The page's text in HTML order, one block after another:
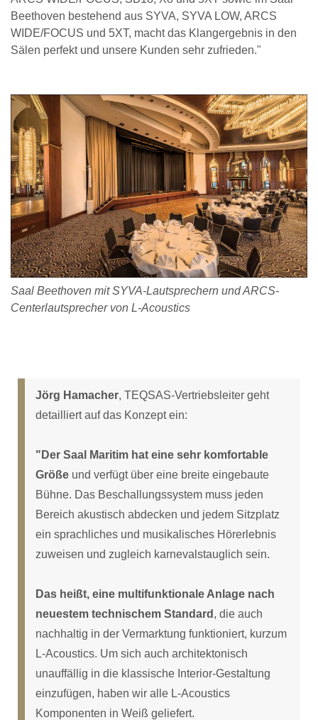
Beethoven bestehend aus SYVA, SYVA LOW, ARCS
WIDE/FOCUS und 5XT, macht das Klangergebnis in den
Sälen perfekt und unsere Kunden sehr zufrieden."
Saal Beethoven mit SYVA-Lautsprechern und ARCS-
Centerlautsprecher von L-Acoustics
Jörg Hamacher, TEQSAS-Vertriebsleiter geht
detailliert auf das Konzept ein:
"Der Saal Maritim hat eine sehr komfortable
Größe und verfügt über eine breite eingebaute
Bühne. Das Beschallungssystem muss jeden
Bereich akustisch abdecken und jedem Sitzplatz
ein sprachliches und musikalisches Hörerlebnis
zuweisen und zugleich karnevalstauglich sein.
Das heißt, eine multifunktionale Anlage nach
neuestem technischem Standard , die auch
nachhaltig in der Vermarktung funktioniert, kurzum
L-Acoustics. Um sich auch architektonisch
unauffällig in die klassische Interior-Gestaltung
einzufügen, haben wir alle L-Acoustics
Komponenten in Weiß geliefert.